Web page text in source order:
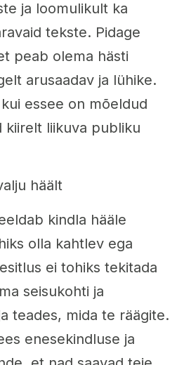
ja loomulikult ka
tekste. Pidage
peab olema hästi
arusaadav ja lühike.
essee on mõeldud
kiirelt liikuva publiku
häält
kindla hääle
olla kahtlev ega
ei tohiks tekitada
seisukohti ja
teades, mida te räägite.
enesekindluse ja